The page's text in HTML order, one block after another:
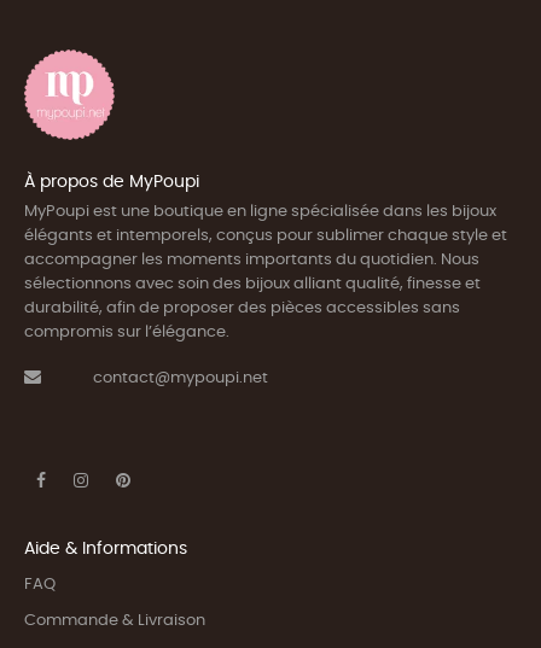
À propos de MyPoupi
MyPoupi est une boutique en ligne spécialisée dans les bijoux
élégants et intemporels, conçus pour sublimer chaque style et
accompagner les moments importants du quotidien. Nous
sélectionnons avec soin des bijoux alliant qualité, finesse et
durabilité, afin de proposer des pièces accessibles sans
compromis sur l’élégance.
contact@mypoupi.net
Aide & Informations
FAQ
Commande & Livraison